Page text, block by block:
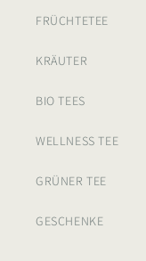
FRÜCHTETEE
KRÄUTER
BIO TEES
WELLNESS TEE
GRÜNER TEE
GESCHENKE